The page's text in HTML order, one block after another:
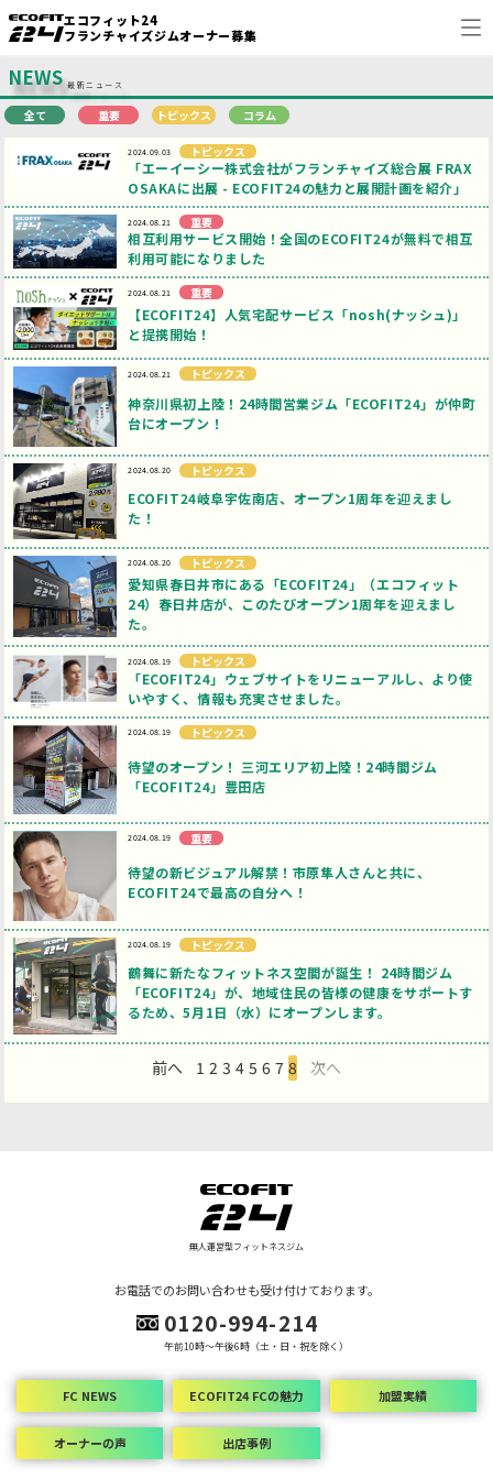
エコフィット24
フランチャイズジムオーナー募集
ECOFIT24 FCの魅力
オーナーの声
出店事例
FAQ
FC NEWS
問い合わせ
企業情報
ECOFIT24
プライバシーポリシー
NEWS 最新ニュース
全て 重要 トピックス コラム
2024.09.03 トピックス
「エーイーシー株式会社がフランチャイズ総合展 FRAX
OSAKAに出展 - ECOFIT24の魅力と展開計画を紹介」
2024.08.21 重要
相互利用サービス開始！全国のECOFIT24が無料で相互
利用可能になりました
2024.08.21 重要
【ECOFIT24】人気宅配サービス「nosh(ナッシュ)」
と提携開始！
2024.08.21 トピックス
神奈川県初上陸！24時間営業ジム「ECOFIT24」が仲町
台にオープン！
2024.08.20 トピックス
ECOFIT24岐阜宇佐南店、オープン1周年を迎えまし
た！
2024.08.20 トピックス
愛知県春日井市にある「ECOFIT24」（エコフィット
24）春日井店が、このたびオープン1周年を迎えまし
た。
2024.08.19 トピックス
「ECOFIT24」ウェブサイトをリニューアルし、より使
いやすく、情報も充実させました。
2024.08.19 トピックス
待望のオープン！ 三河エリア初上陸！24時間ジム
「ECOFIT24」豊田店
2024.08.19 重要
待望の新ビジュアル解禁！市原隼人さんと共に、
ECOFIT24で最高の自分へ！
2024.08.19 トピックス
鶴舞に新たなフィットネス空間が誕生！ 24時間ジム
「ECOFIT24」が、地域住民の皆様の健康をサポートす
るため、5月1日（水）にオープンします。
前へ 1 2 3 4 5 6 7 8 次へ
無人運営型フィットネスジム
お電話でのお問い合わせも受け付けております。
0120-994-214
午前10時～午後6時（土・日・祝を除く）
FC NEWS ECOFIT24 FCの魅力 加盟実績
オーナーの声 出店事例